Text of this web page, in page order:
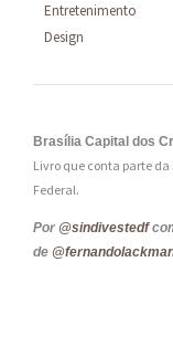
Entretenimento
Design
Brasília Capital dos
Livro que conta parte
Federal.
Por @sindivestedf
de